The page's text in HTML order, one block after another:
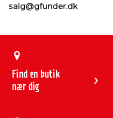
salg@gfunder.dk
Find en butik
nær dig